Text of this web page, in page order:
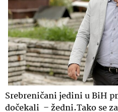
Srebreničani jedini u BiH
dočekali – žedni.Tako se